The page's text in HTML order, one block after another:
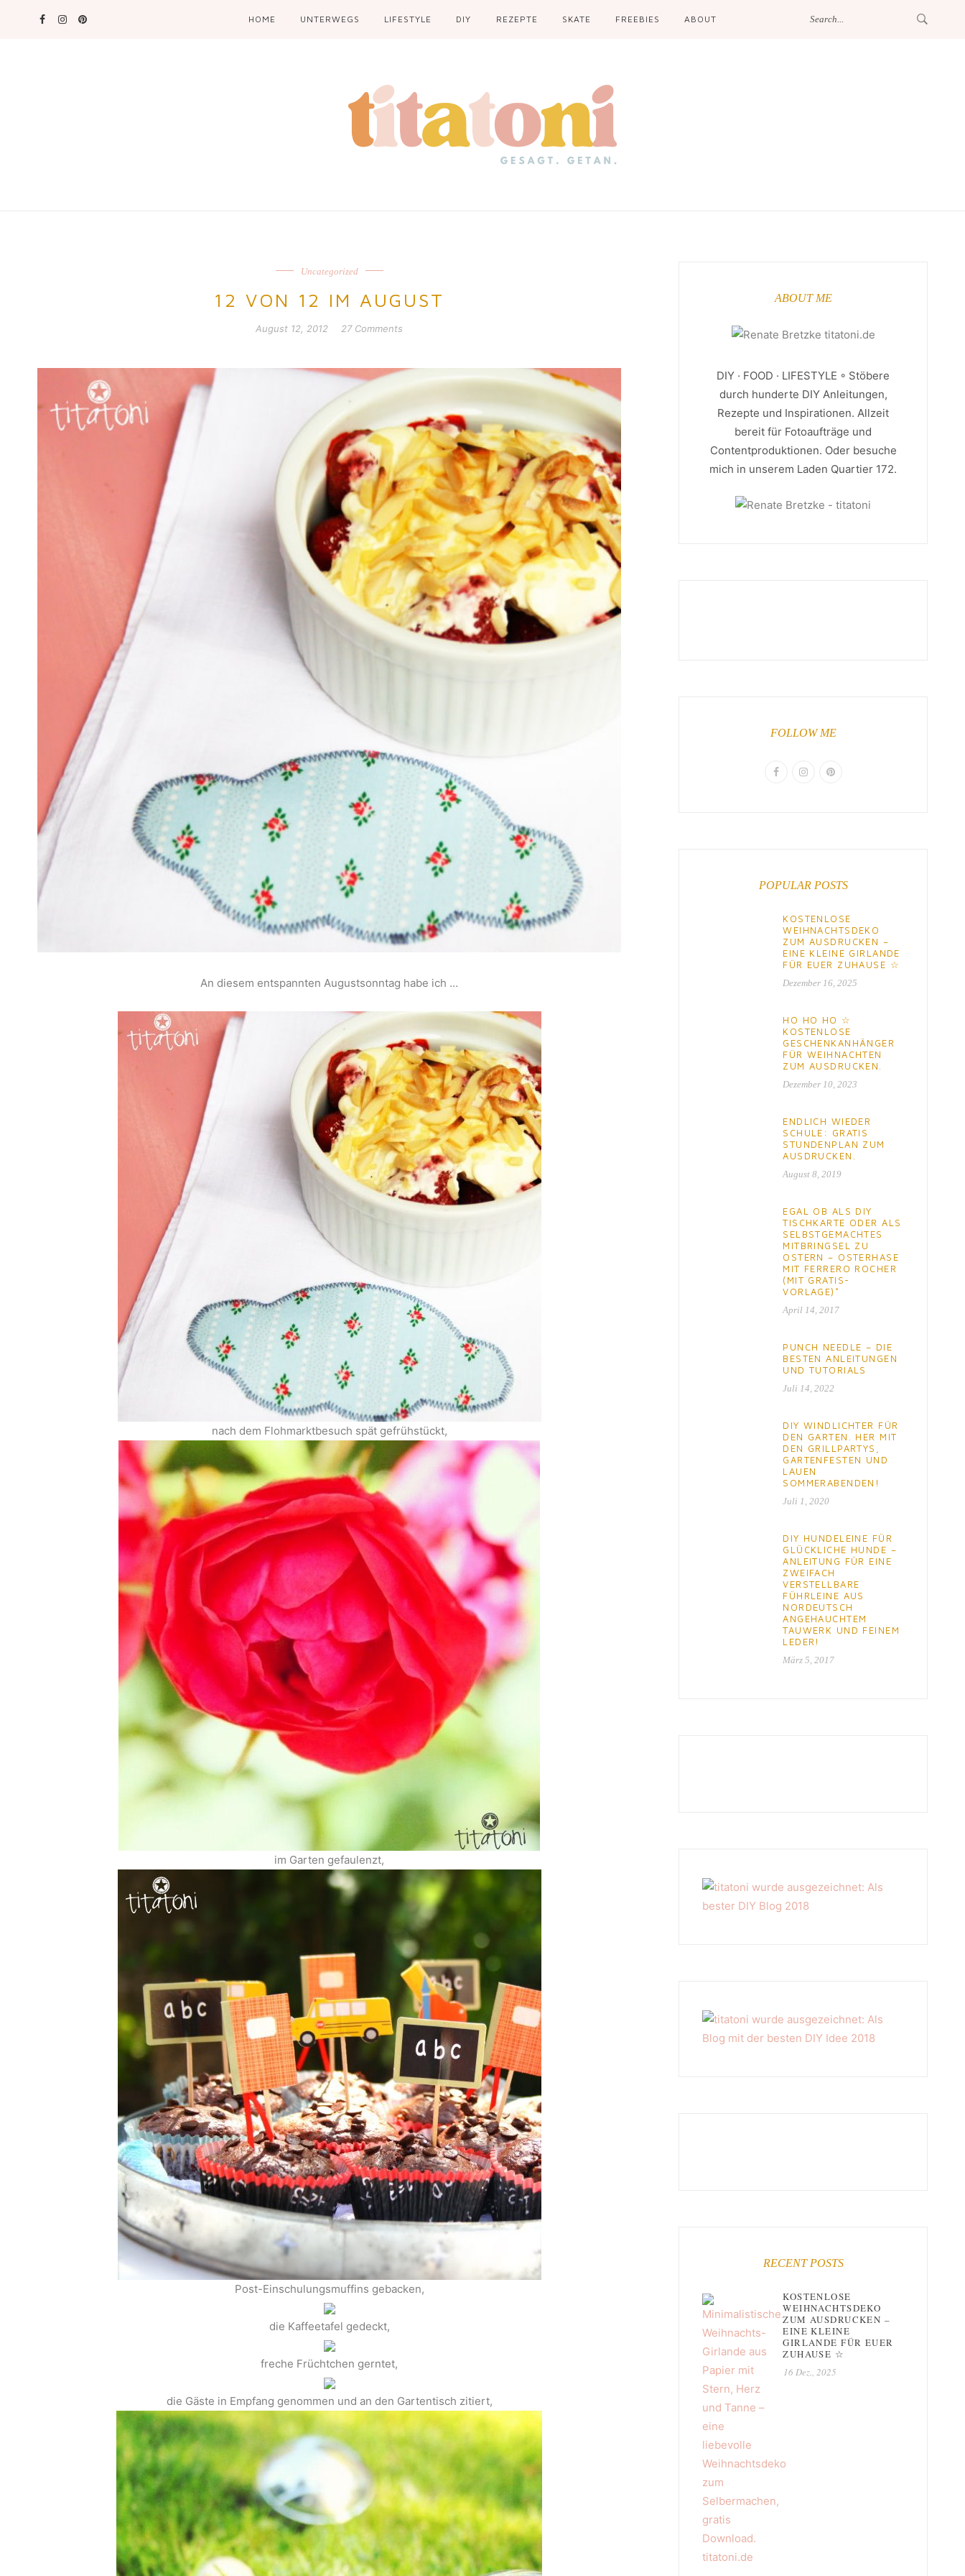
HOME UNTERWEGS LIFESTYLE DIY REZEPTE SKATE FREEBIES ABOUT
Uncategorized
12 VON 12 IM AUGUST
August 12, 2012 27 Comments
An diesem entspannten Augustsonntag habe ich …
nach dem Flohmarktbesuch spät gefrühstückt,
im Garten gefaulenzt,
Post-Einschulungsmuffins gebacken,
die Kaffeetafel gedeckt,
freche Früchtchen gerntet,
die Gäste in Empfang genommen und an den Gartentisch zitiert,
ABOUT ME
DIY · FOOD · LIFESTYLE ◦ Stöbere
durch hunderte DIY Anleitungen,
Rezepte und Inspirationen. Allzeit
bereit für Fotoaufträge und
Contentproduktionen. Oder besuche
mich in unserem Laden Quartier 172.
FOLLOW ME
POPULAR POSTS
KOSTENLOSE
WEIHNACHTSDEKO
ZUM AUSDRUCKEN –
EINE KLEINE GIRLANDE
FÜR EUER ZUHAUSE ☆
Dezember 16, 2025
HO HO HO ☆
KOSTENLOSE
GESCHENKANHÄNGER
FÜR WEIHNACHTEN
ZUM AUSDRUCKEN.
Dezember 10, 2023
ENDLICH WIEDER
SCHULE: GRATIS
STUNDENPLAN ZUM
AUSDRUCKEN.
August 8, 2019
EGAL OB ALS DIY
TISCHKARTE ODER ALS
SELBSTGEMACHTES
MITBRINGSEL ZU
OSTERN – OSTERHASE
MIT FERRERO ROCHER
(MIT GRATIS-
VORLAGE)*
April 14, 2017
PUNCH NEEDLE – DIE
BESTEN ANLEITUNGEN
UND TUTORIALS
Juli 14, 2022
DIY WINDLICHTER FÜR
DEN GARTEN. HER MIT
DEN GRILLPARTYS,
GARTENFESTEN UND
LAUEN
SOMMERABENDEN!
Juli 1, 2020
DIY HUNDELEINE FÜR
GLÜCKLICHE HUNDE –
ANLEITUNG FÜR EINE
ZWEIFACH
VERSTELLBARE
FÜHRLEINE AUS
NORDEUTSCH
ANGEHAUCHTEM
TAUWERK UND FEINEM
LEDER!
März 5, 2017
RECENT POSTS
KOSTENLOSE
WEIHNACHTSDEKO
ZUM AUSDRUCKEN –
EINE KLEINE
GIRLANDE FÜR EUER
ZUHAUSE ☆
16 Dez., 2025